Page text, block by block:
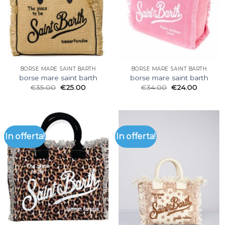
BORSE MARE SAINT BARTH
borse mare saint barth
€35.00 €25.00
BORSE MARE SAINT BARTH
borse mare saint barth
€34.00 €24.00
In offerta! In offerta!